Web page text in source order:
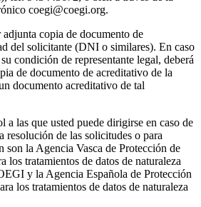
coegi@coegi.org.
copia de documento de
del solicitante (DNI o similares). En caso
condición de representante legal, deberá
de documento de acreditativo de la
documento acreditativo de tal
a las que usted puede dirigirse en caso de
resolución de las solicitudes o para
son la Agencia Vasca de Protección de
los tratamientos de datos de naturaleza
y la Agencia Española de Protección
los tratamientos de datos de naturaleza